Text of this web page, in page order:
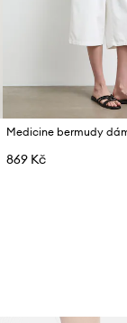
Medicine bermudy
869 Kč